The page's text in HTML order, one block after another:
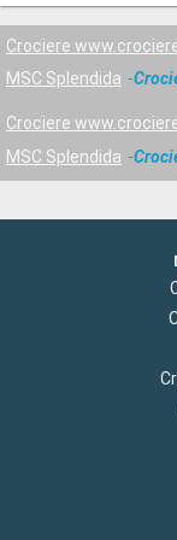
Crociere
MSC Splendida
Crociere
MSC Splendida